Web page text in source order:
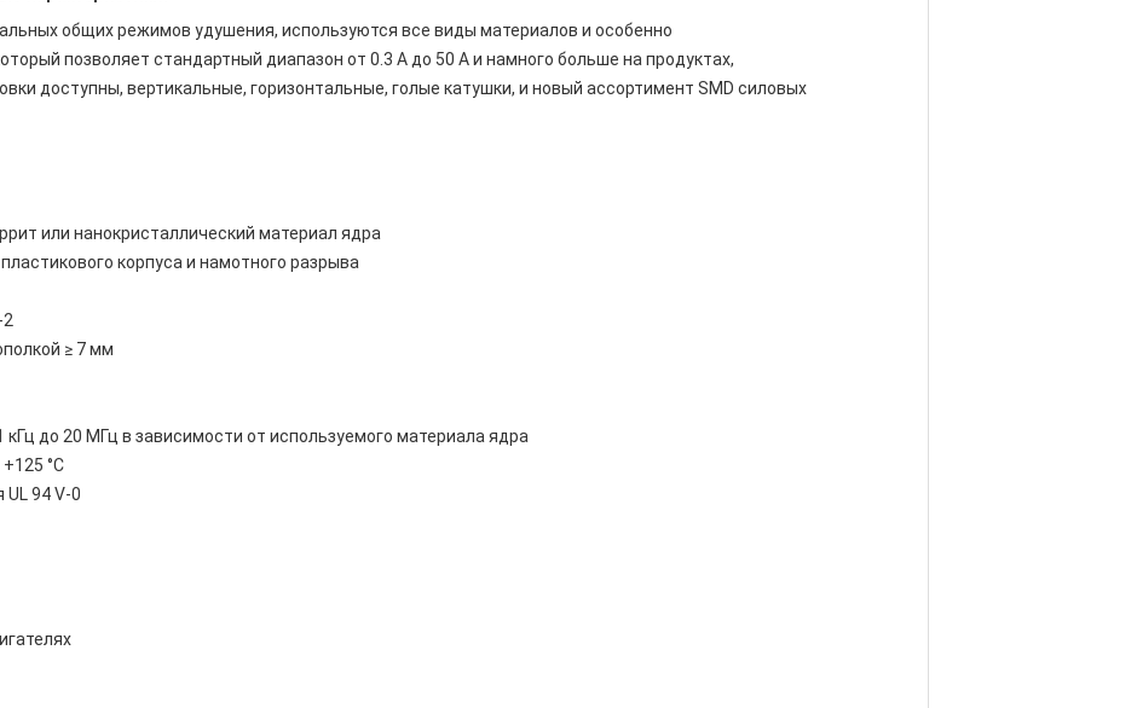
общих режимов удушения, используются все виды материалов и особенно
позволяет стандартный диапазон от 0.3 А до 50 А и намного больше на продуктах,
доступны, вертикальные, горизонтальные, голые катушки, и новый ассортимент SMD силовых
или нанокристаллический материал ядра
корпуса и намотного разрыва
≥ 7 мм
до 20 МГц в зависимости от используемого материала ядра
°C
94 V-0